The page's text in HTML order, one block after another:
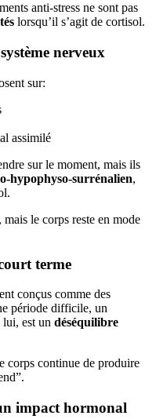
anti-stress ne sont pas
lorsqu’il s’agit de cortisol.
nerveux
sur:
assimilé
sur le moment, mais ils
hypophyso-surrénalien,
le corps reste en mode
terme
conçus comme des
période difficile, un
lui, est un déséquilibre
corps continue de produire
impact hormonal